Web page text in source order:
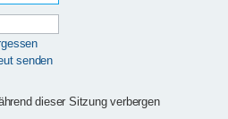
senden
dieser Sitzung verbergen